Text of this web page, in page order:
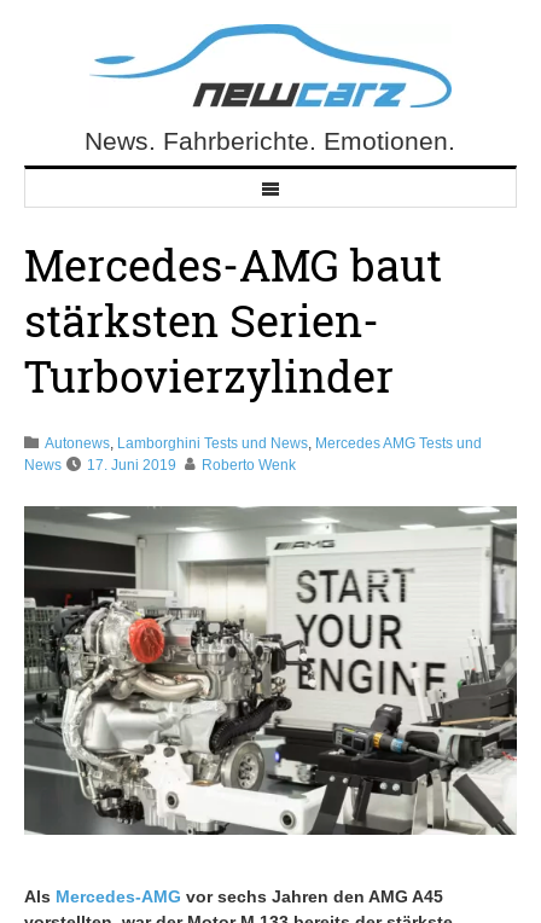
NewCarz.deNews. Fahrberichte. Emotionen.
Mercedes-AMG baut
stärksten Serien-
Turbovierzylinder
Autonews, Lamborghini Tests und News, Mercedes AMG Tests und
News
17. Juni 2019 Roberto Wenk
Als Mercedes-AMG vor sechs Jahren den AMG A45